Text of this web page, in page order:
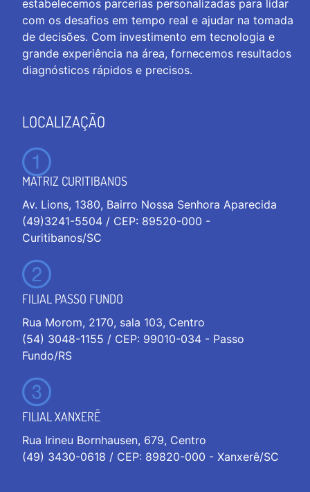
estabelecemos parcerias personalizadas para lidar
com os desafios em tempo real e ajudar na tomada
de decisões. Com investimento em tecnologia e
grande experiência na área, fornecemos resultados
diagnósticos rápidos e precisos.
LOCALIZAÇÃO
MATRIZ CURITIBANOS
Av. Lions, 1380, Bairro Nossa Senhora Aparecida
(49)3241-5504 / CEP: 89520-000 -
Curitibanos/SC
FILIAL PASSO FUNDO
Rua Morom, 2170, sala 103, Centro
(54) 3048-1155 / CEP: 99010-034 - Passo
Fundo/RS
FILIAL XANXERÊ
Rua Irineu Bornhausen, 679, Centro
(49) 3430-0618 / CEP: 89820-000 - Xanxerê/SC